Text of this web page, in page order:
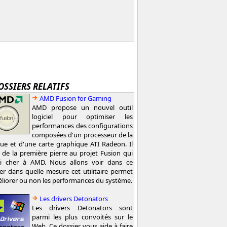
RELATIFS
AMD Fusion for Gaming
AMD propose un nouvel outil
logiciel pour optimiser les
performances des configurations
composées d'un processeur de la
et d'une carte graphique ATI Radeon. Il
de la première pierre au projet Fusion qui
cher à AMD. Nous allons voir dans ce
dans quelle mesure cet utilitaire permet
ou non les performances du système.
Les drivers Detonators
Les drivers Detonators sont
parmi les plus convoités sur le